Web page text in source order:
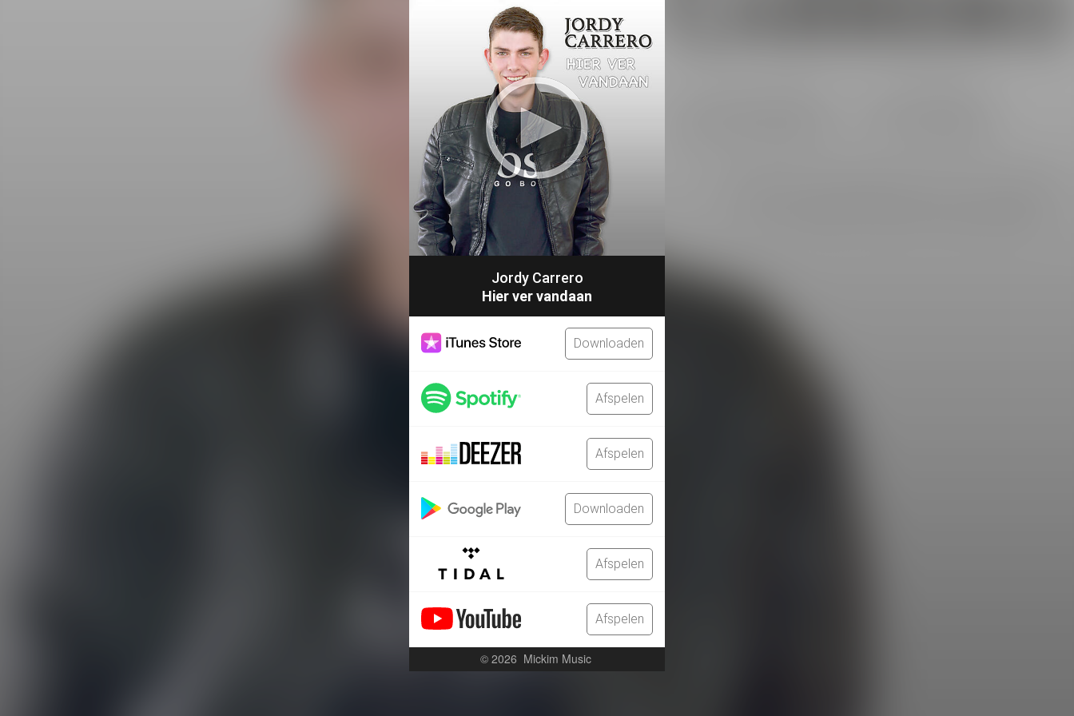
Jordy Carrero
Hier ver vandaan
Downloaden
Afspelen
Afspelen
Downloaden
Afspelen
Afspelen
© 2026 Mickim Music